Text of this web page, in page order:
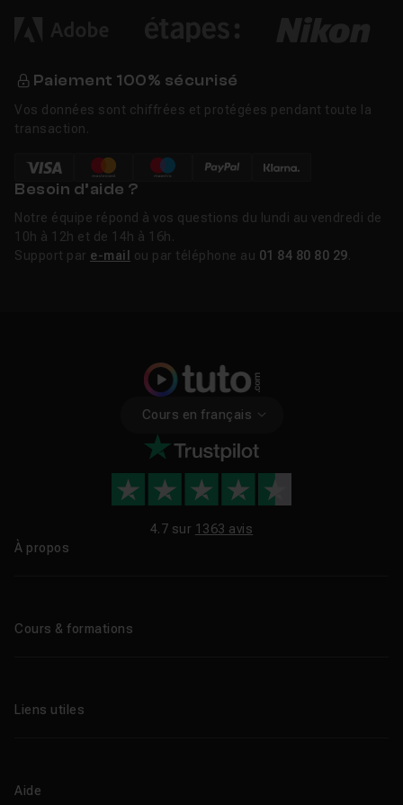
Paiement 100% sécurisé
Vos données sont chiffrées et protégées pendant toute la
transaction.
Besoin d’aide ?
Notre équipe répond à vos questions du lundi au vendredi de
10h à 12h et de 14h à 16h.
Support par e-mail ou par téléphone au 01 84 80 80 29
Cours en français
4.7 sur 1363 avis
À propos
Cours & formations
Formations certifiantes
Promos
Liens utiles
Centres de formation
Aide